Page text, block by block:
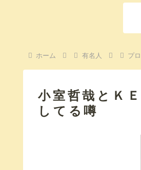
ホーム 有名人 プ
小室哲哉とＫ
してる噂